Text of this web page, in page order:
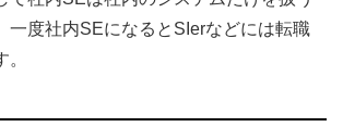
一度社内SEになるとSIerなどには転職